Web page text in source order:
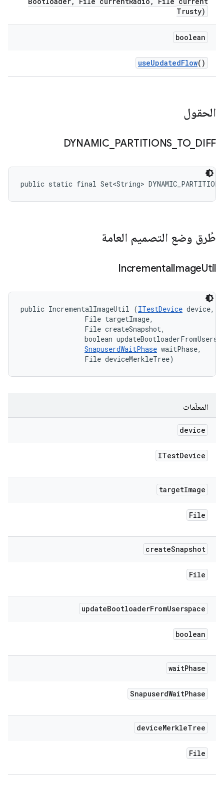
Trusty)
boolean
useUpdatedFlow()
الحقول
DYNAMIC PARTITIONS TO_ DIFF
public static final Set<String>
طُرق وضع التصميم العامة
IncrementalImageUtil
public IncrementalImageUtil (ITestDevice device,
                File targetImage,
                File createSnapshot,
boolean
SnapuserdWaitPhase waitPhase,
                File deviceMerkleTree)
المعلَمات
device
ITestDevice
targetImage
File
createSnapshot
File
updateBootloaderFromUserspace
boolean
waitPhase
SnapuserdWaitPhase
deviceMerkleTree
File